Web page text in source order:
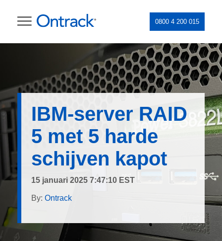
0800 4 200 015
IBM-server RAID
5 met 5 harde
schijven kapot
15 januari 2025 7:47:10 EST
By: Ontrack